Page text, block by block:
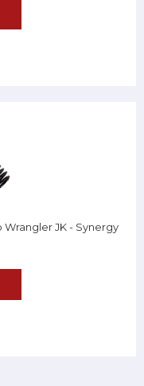
JK - Synergy